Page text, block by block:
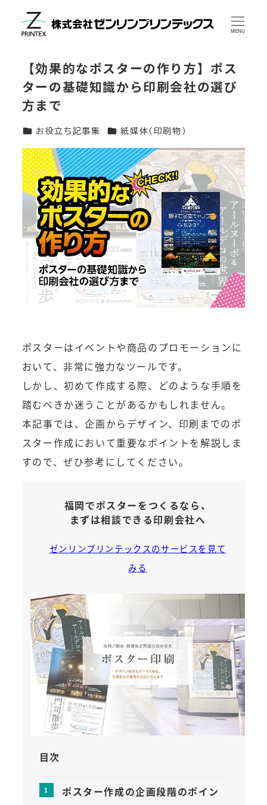
MENU
【効果的なポスターの作り方】ポス
ターの基礎知識から印刷会社の選び
方まで
カテゴリー
お役立ち記事集 カテゴリー
紙媒体(印刷物)
ポスターはイベントや商品のプロモーションに
おいて、非常に強力なツールです。
しかし、初めて作成する際、どのような手順を
踏むべきか迷うことがあるかもしれません。
本記事では、企画からデザイン、印刷までのポ
スター作成において重要なポイントを解説しま
すので、ぜひ参考にしてください。
福岡でポスターをつくるなら、
まずは相談できる印刷会社へ
ゼンリンプリンテックスのサービスを見て
みる
目次
ポスター作成の企画段階のポイン